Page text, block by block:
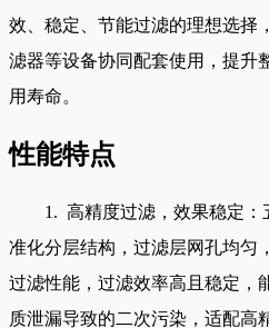
效、稳定、节能过滤的理想选择
滤器等设备协同配套使用，提升
用寿命。
性能特点
1. 高精度过滤，效果稳定
准化分层结构，过滤层网孔均匀
过滤性能，过滤效率高且稳定，
质泄漏导致的二次污染，适配高